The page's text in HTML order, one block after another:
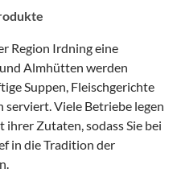
Region Irdning eine
Almhütten werden
Suppen, Fleischgerichte
Viele Betriebe legen
Zutaten, sodass Sie bei
in die Tradition der